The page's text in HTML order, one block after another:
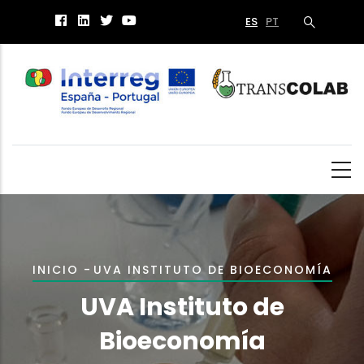
principal
PT
ES
Sobrescribir
enlaces
de
INICIO - UVA INSTITUTO DE BIOECONOMÍA
UVA Instituto de
Bioeconomía